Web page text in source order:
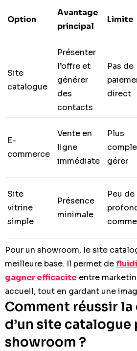
Option
Avantage
principal
Limite
Site
catalogue
Présenter
l’offre et
générer
des
contacts
Pas de
direct
E-
commerce
Vente en
ligne
immédiate
Plus
gérer
Site
vitrine
simple
Présence
minimale
Peu de
Pour un showroom, le site
meilleure base. Il permet de
gagner efficacite entre
accueil, tout en gardant une
Comment réussir
d’un site catalogue
showroom ?